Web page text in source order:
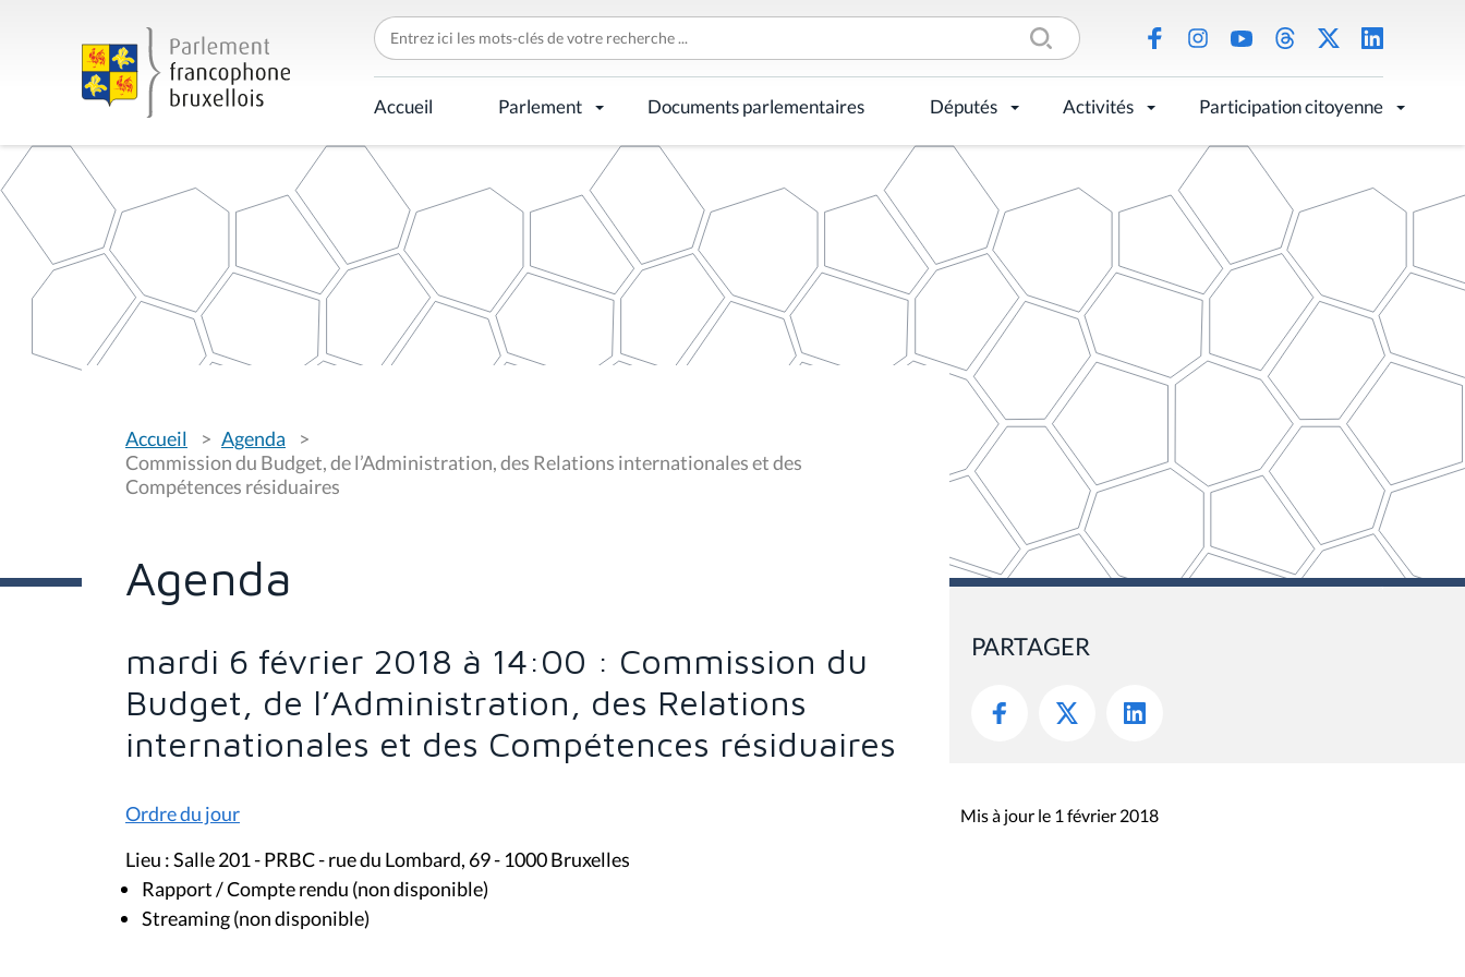
C
h
e
r
c
h
r
p
Accueil Parlement Documents parlementaires Députés Activités Participation citoyenne
o
u
s
ê
c
i
Accueil
Agenda
Commission du Budget, de l’Administration, des Relations internationales et des
Compétences résiduaires
Agenda
mardi 6 février 2018 à 14:00 : Commission du
Budget, de l’Administration, des Relations
internationales et des Compétences résiduaires
Ordre du jour
Lieu : Salle 201 - PRBC - rue du Lombard, 69 - 1000 Bruxelles
Rapport / Compte rendu (non disponible)
Streaming (non disponible)
PARTAGER
Mis à jour le 1 février 2018